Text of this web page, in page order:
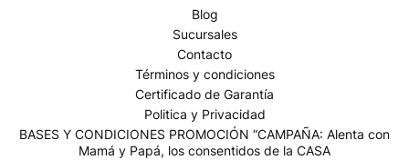
Blog
Sucursales
Contacto
Términos y condiciones
Certificado de Garantía
Politica y Privacidad
BASES Y CONDICIONES PROMOCIÓN “CAMPAÑA: Alenta con
Mamá y Papá, los consentidos de la CASA